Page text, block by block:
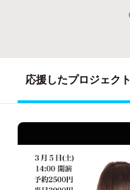
応援したプロジェクト